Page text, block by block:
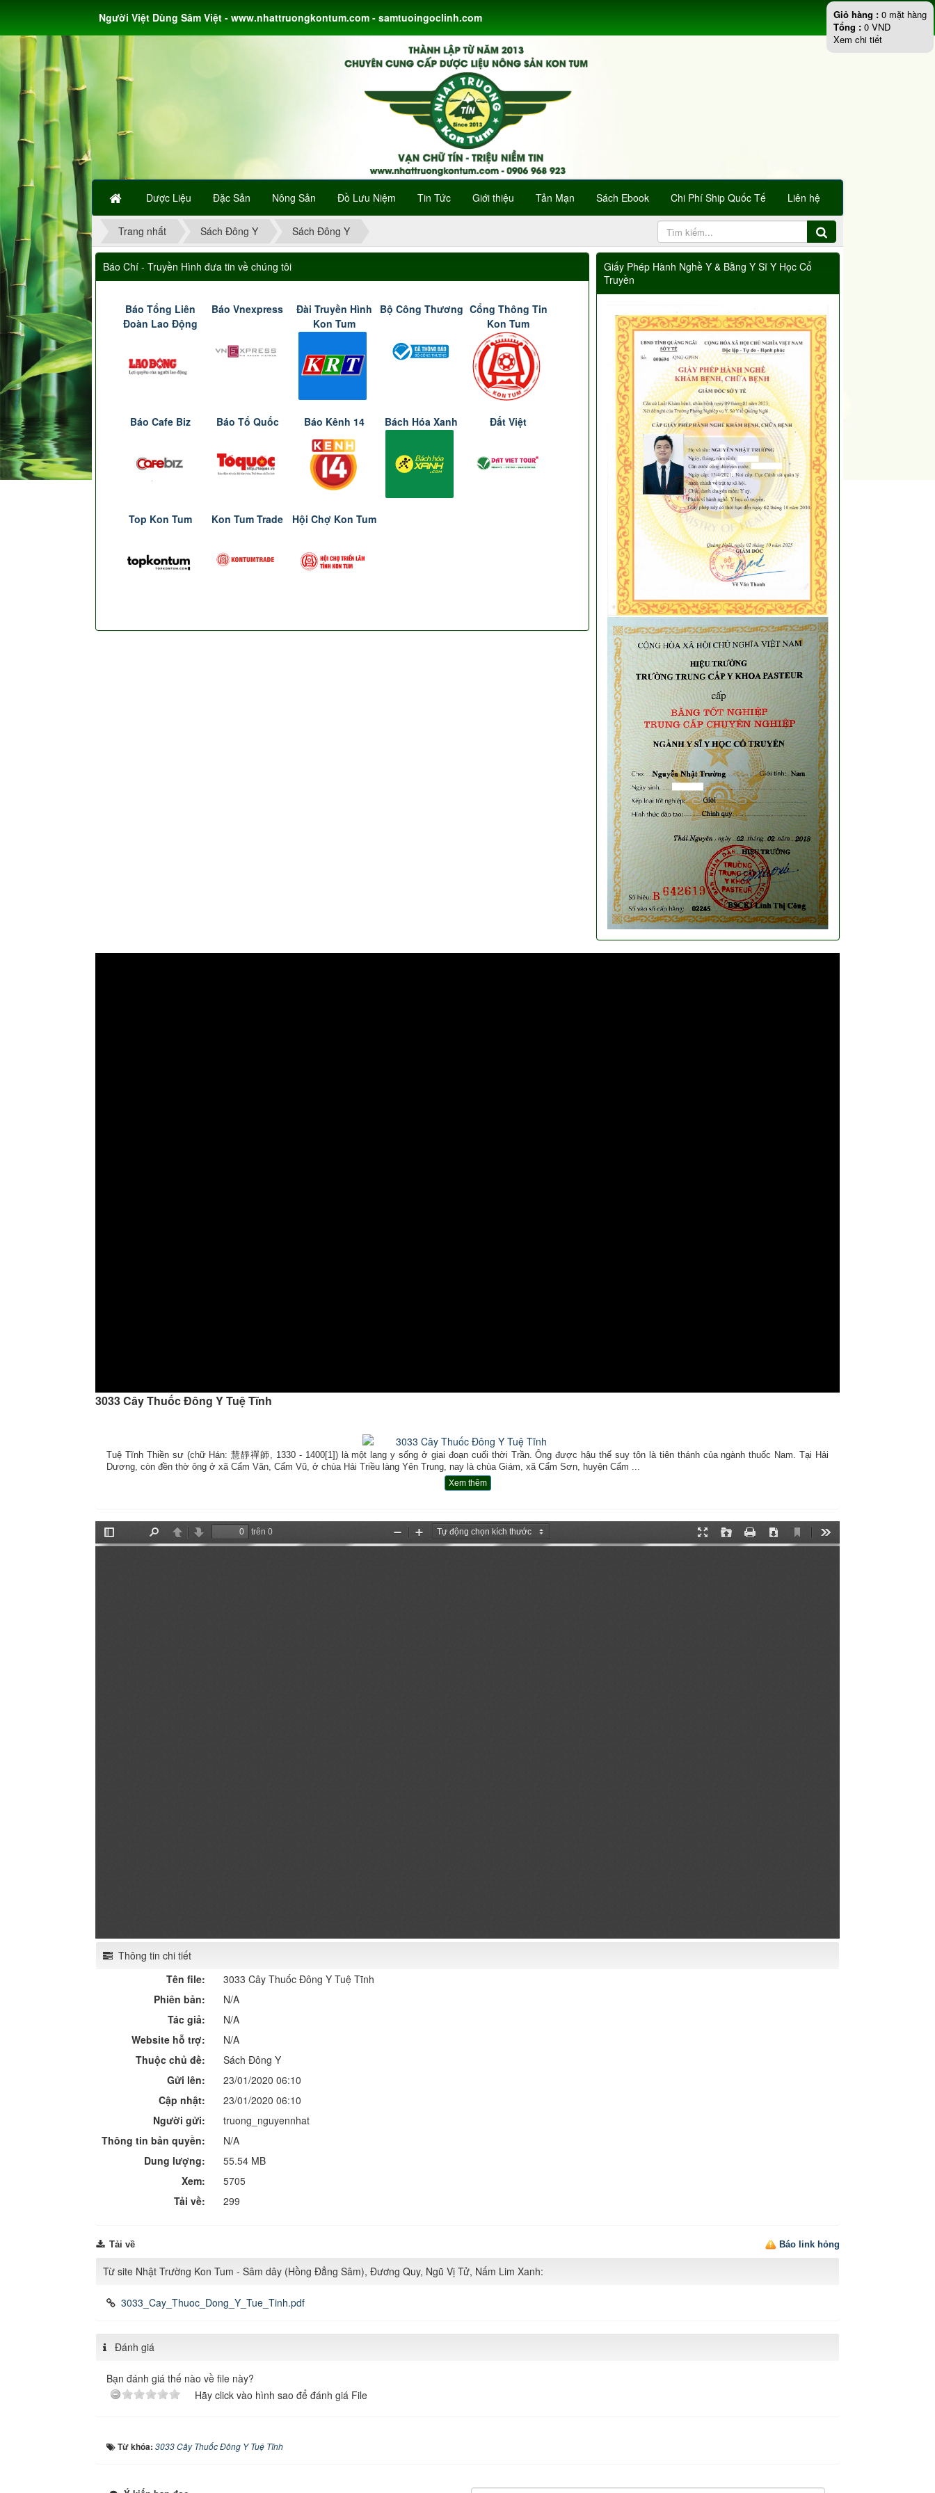
Dược Liệu Đặc Sản Nông Sản Đồ Lưu Niệm Tin Tức Giới thiệu Tản Mạn Sách Ebook Chi Phí Ship Quốc Tế Liên hệ
Người Việt Dùng Sâm Việt - www.nhattruongkontum.com - samtuoingoclinh.com
Trang nhất Sách Đông Y Sách Đông Y
Báo Chí - Truyền Hình đưa tin về chúng tôi
Báo Tổng Liên
Đoàn Lao Động
Báo Vnexpress
Đài Truyền Hình
Kon Tum
Bộ Công Thương Cổng Thông Tin
Kon Tum
Báo Cafe Biz Báo Tổ Quốc Báo Kênh 14 Bách Hóa Xanh Đất Việt
Top Kon Tum Kon Tum Trade Hội Chợ Kon Tum
Giấy Phép Hành Nghề Y & Bằng Y Sĩ Y Học Cổ
Truyền
3033 Cây Thuốc Đông Y Tuệ Tĩnh
Tuệ Tĩnh Thiền sư (chữ Hán: 慧靜禪師, 1330 - 1400[1]) là một lang y sống ở giai đoạn cuối thời Trần. Ông được hậu thế suy tôn là tiên thánh của ngành thuốc Nam. Tại Hải
Dương, còn đền thờ ông ở xã Cẩm Văn, Cẩm Vũ, ở chùa Hải Triều làng Yên Trung, nay là chùa Giám, xã Cẩm Sơn, huyện Cẩm ...
Xem thêm
Thông tin chi tiết
Tên file:
3033 Cây Thuốc Đông Y Tuệ Tĩnh
Phiên bản:
N/A
Tác giả:
N/A
Website hỗ trợ:
N/A
Thuộc chủ đề:
Sách Đông Y
Gửi lên:
23/01/2020 06:10
Cập nhật:
23/01/2020 06:10
Người gửi:
truong_nguyennhat
Thông tin bản quyền:
N/A
Dung lượng:
55.54 MB
Xem:
5705
Tải về:
299
Báo link hỏng
Tải về
Từ site Nhật Trường Kon Tum - Sâm dây (Hồng Đẳng Sâm), Đương Quy, Ngũ Vị Tử, Nấm Lim Xanh:
3033_Cay_Thuoc_Dong_Y_Tue_Tinh.pdf
Đánh giá
Bạn đánh giá thế nào về file này?
Hãy click vào hình sao để đánh giá File
Từ khóa: 3033 Cây Thuốc Đông Y Tuệ Tĩnh
Giỏ hàng : 0 mặt hàng
Tổng : 0 VND
Xem chi tiết